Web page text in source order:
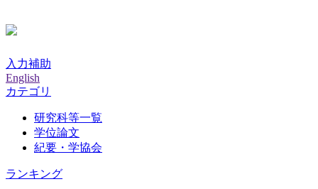
入力補助
English
カテゴリ
研究科等一覧
学位論文
紀要・学協会
ランキング